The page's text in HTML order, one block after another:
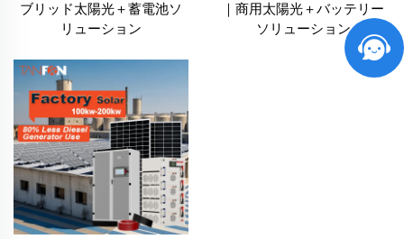
ブリッド太陽光＋蓄電池ソ
リューション
｜商用太陽光＋バッテリー
ソリューション